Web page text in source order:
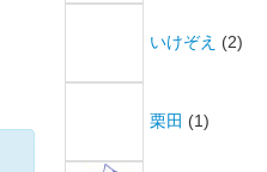
いけぞえ (2)
栗田 (1)